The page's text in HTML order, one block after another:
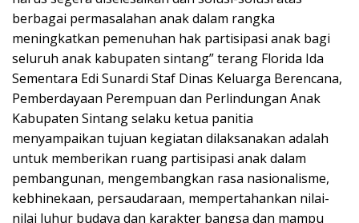
berbagai permasalahan anak dalam rangka
meningkatkan pemenuhan hak partisipasi anak bagi
seluruh anak kabupaten sintang” terang Florida Ida
Sementara Edi Sunardi Staf Dinas Keluarga Berencana,
Pemberdayaan Perempuan dan Perlindungan Anak
Kabupaten Sintang selaku ketua panitia
menyampaikan tujuan kegiatan dilaksanakan adalah
untuk memberikan ruang partisipasi anak dalam
pembangunan, mengembangkan rasa nasionalisme,
kebhinekaan, persaudaraan, mempertahankan nilai-
nilai luhur budaya dan karakter bangsa dan mampu